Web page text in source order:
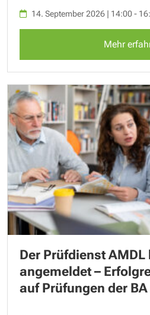
14. September 2026 | 14:00 -
Mehr
Der Prüfdienst AMDL
angemeldet –
auf Prüfungen der BA